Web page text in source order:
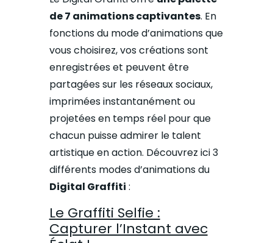
de 7 animations captivantes. En
fonctions du mode d’animations que
vous choisirez, vos créations sont
enregistrées et peuvent être
partagées sur les réseaux sociaux,
imprimées instantanément ou
projetées en temps réel pour que
chacun puisse admirer le talent
artistique en action. Découvrez ici 3
différents modes d’animations du
Digital Graffiti :
Le Graffiti Selfie :
Capturer l’Instant avec